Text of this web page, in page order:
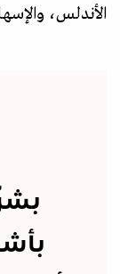
الأندلس،